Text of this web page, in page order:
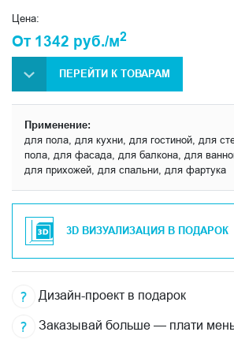
Цена:
От 1342 руб./м2
ПЕРЕЙТИ К ТОВАРАМ
Применение:
для пола, для кухни, для гостиной, для
пола, для фасада, для балкона, для
для прихожей, для спальни, для фартука
3D ВИЗУАЛИЗАЦИЯ В ПОДАРОК
Дизайн-проект в подарок
Заказывай больше — плати